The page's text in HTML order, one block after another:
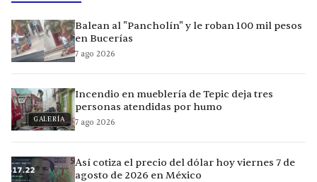
Balean al "Pancholín" y le roban 100 mil pesos
en Bucerías
7 ago 2026
GALERÍA
Incendio en mueblería de Tepic deja tres
personas atendidas por humo
7 ago 2026
Así cotiza el precio del dólar hoy viernes 7 de
agosto de 2026 en México